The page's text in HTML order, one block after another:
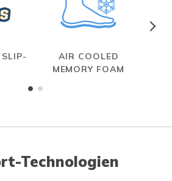
AIR COOLED
MEMORY FOAM
Technologien